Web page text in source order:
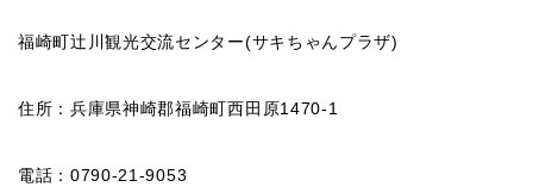
福崎町辻川観光交流センター(サキちゃんプラザ)
住所：兵庫県神崎郡福崎町西田原1470-1
電話：0790-21-9053